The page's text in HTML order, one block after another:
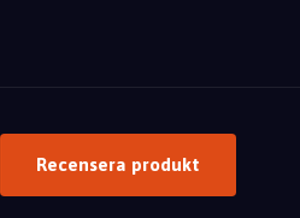
Recensera produkt